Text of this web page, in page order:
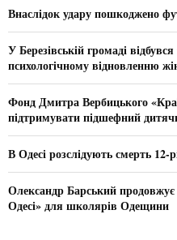
o
:
Внаслідок удару пошкоджено
У Березівській громаді
психологічному відновленню
Фонд Дмитра Вербицького
підтримувати підшефний
В Одесі розслідують смерть 12-
Олександр Барський продовжує
Одесі» для школярів Одещини